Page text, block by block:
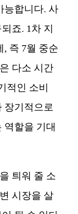
능합니다. 사
죠. 1차 지
, 즉 7월 중순
다소 시간
적인 소비
장기적으로
역할을 기대
틔워 줄 소
시장을 살